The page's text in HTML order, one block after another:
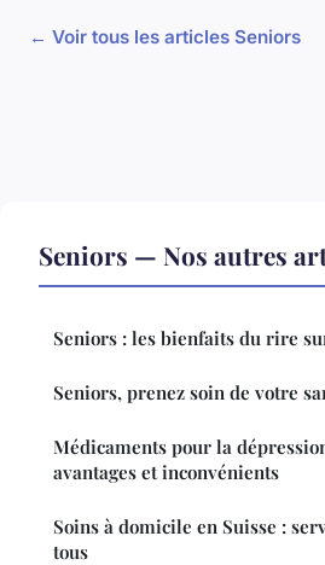
← Voir tous les articles Seniors
Seniors — Nos autres
Seniors : les bienfaits du rire
Seniors, prenez soin de votre
Médicaments pour la
avantages et inconvénients
Soins à domicile en Suisse :
tous